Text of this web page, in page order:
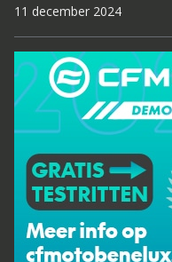
11 december 2024